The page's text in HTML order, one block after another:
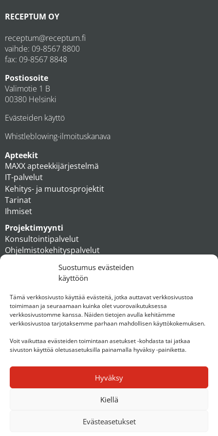
Suostumus evästeiden
käyttöön
Tämä verkkosivusto käyttää evästeitä, jotka auttavat verkkosivustoa
toimimaan ja seuraamaan kuinka olet vuorovaikutuksessa
verkkosivustomme kanssa. Näiden tietojen avulla kehitämme
verkkosivustoa tarjotaksemme parhaan mahdollisen käyttökokemuksen.
Voit vaikuttaa evästeiden toimintaan asetukset -kohdasta tai jatkaa
sivuston käyttöä oletusasetuksilla painamalla hyväksy -painiketta.
Hyväksy
Kiellä
Evästeasetukset
RECEPTUM OY
receptum@receptum.fi
vaihde: 09-8567 8800
fax: 09-8567 8848
Postiosoite
Valimotie 1 B
00380 Helsinki
Evästeiden käyttö
Whistleblowing-ilmoituskanava
Apteekit
MAXX apteekkijärjestelmä
IT-palvelut
Kehitys- ja muutosprojektit
Tarinat
Ihmiset
Projektimyynti
Konsultointipalvelut
Ohjelmistokehityspalvelut
Ihmiset
Konserni
Ota yhteyttä